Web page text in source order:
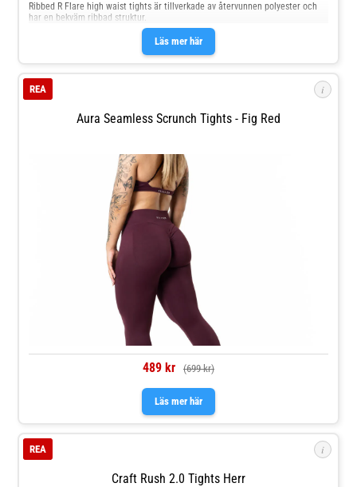
Läs mer här
Ribbed R Flare high waist tights är tillverkade av återvunnen polyester och
har en bekväm ribbad struktur.
i
Aura Seamless Scrunch Tights - Fig Red
REA
489 kr (699 kr)
Läs mer här
i
Craft Rush 2.0 Tights Herr
REA